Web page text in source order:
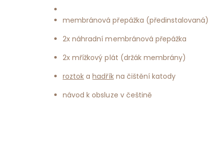
membránová přepážka (předinstalovaná)
2x náhradní membránová přepážka
2x mřížkový plát (držák membrány)
roztok ahadříkna čištění katody
návod k obsluze v češtině